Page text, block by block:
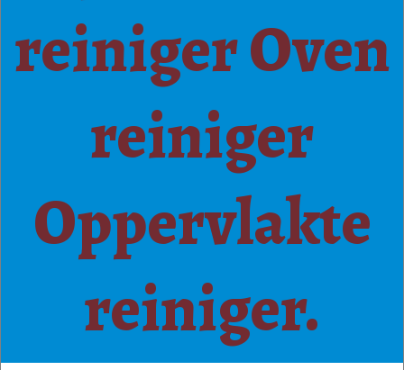
reiniger Oven
reiniger
Oppervlakte
reiniger.